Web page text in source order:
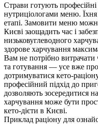
Страви готують
нутриціологами меню.
етапі. Замовити меню
Києві заощадить час і
низьковуглеводного
здорове харчування
Вам не потрібно
та готування — усе вже
дотримуватися кето-
професійний підхід до
дозволяють зосередитися
харчування може бути
кето-дієти в Києві.
Приклад раціону для